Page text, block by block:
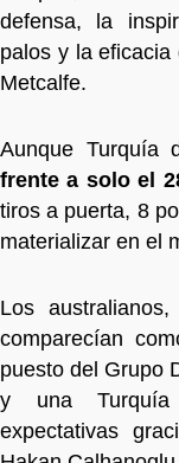
defensa, la
palos y la
Metcalfe.
Aunque Turquía
frente a solo el
tiros a puerta, 8
materializar en el
Los
comparecían
puesto del Grupo
y una
expectativas